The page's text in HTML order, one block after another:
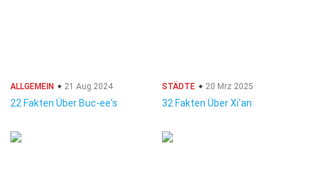
ALLGEMEIN 21 Aug 2024
22 Fakten Über Buc-ee's
STÄDTE 20 Mrz 2025
32 Fakten Über Xi'an